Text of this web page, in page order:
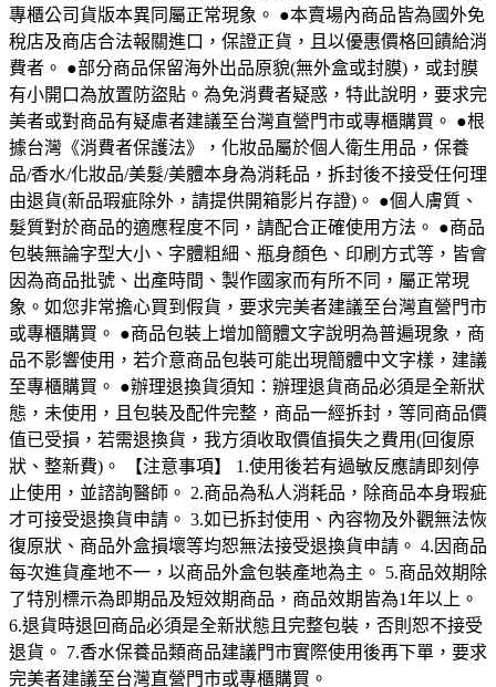
專櫃公司貨版本異同屬正常現象。 ●本賣場內商品皆為國外免
稅店及商店合法報關進口，保證正貨，且以優惠價格回饋給消
費者。 ●部分商品保留海外出品原貌(無外盒或封膜)，或封膜
有小開口為放置防盜貼。為免消費者疑惑，特此說明，要求完
美者或對商品有疑慮者建議至台灣直營門市或專櫃購買。 ●根
據台灣《消費者保護法》，化妝品屬於個人衛生用品，保養
品/香水/化妝品/美髮/美體本身為消耗品，拆封後不接受任何理
由退貨(新品瑕疵除外，請提供開箱影片存證)。 ●個人膚質、
髮質對於商品的適應程度不同，請配合正確使用方法。 ●商品
包裝無論字型大小、字體粗細、瓶身顏色、印刷方式等，皆會
因為商品批號、出產時間、製作國家而有所不同，屬正常現
象。如您非常擔心買到假貨，要求完美者建議至台灣直營門市
或專櫃購買。 ●商品包裝上增加簡體文字說明為普遍現象，商
品不影響使用，若介意商品包裝可能出現簡體中文字樣，建議
至專櫃購買。 ●辦理退換貨須知：辦理退貨商品必須是全新狀
態，未使用，且包裝及配件完整，商品一經拆封，等同商品價
值已受損，若需退換貨，我方須收取價值損失之費用(回復原
狀、整新費)。 【注意事項】 1.使用後若有過敏反應請即刻停
止使用，並諮詢醫師。 2.商品為私人消耗品，除商品本身瑕疵
才可接受退換貨申請。 3.如已拆封使用、內容物及外觀無法恢
復原狀、商品外盒損壞等均恕無法接受退換貨申請。 4.因商品
每次進貨產地不一，以商品外盒包裝產地為主。 5.商品效期除
了特別標示為即期品及短效期商品，商品效期皆為1年以上。
6.退貨時退回商品必須是全新狀態且完整包裝，否則恕不接受
退貨。 7.香水保養品類商品建議門市實際使用後再下單，要求
完美者建議至台灣直營門市或專櫃購買。